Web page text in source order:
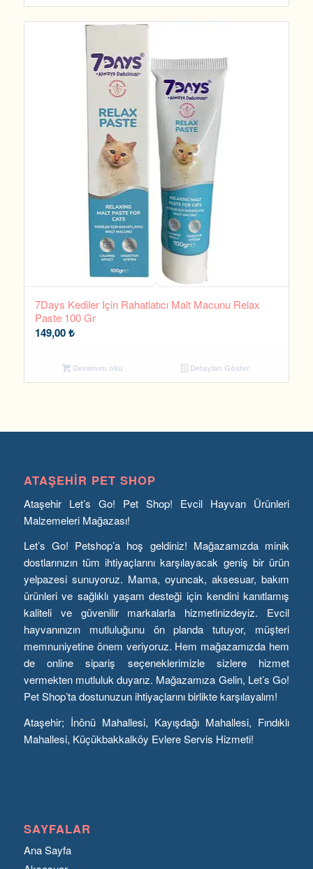
7Days Kediler Için Rahatlatıcı Malt Macunu Relax
Paste 100 Gr
149,00₺
Devamını oku Detayları Göster
ATAŞEHIR PET SHOP
Ataşehir Let’s Go! Pet Shop! Evcil Hayvan Ürünleri
Malzemeleri Mağazası!
Let’s Go! Petshop’a hoş geldiniz! Mağazamızda minik
dostlarınızın tüm ihtiyaçlarını karşılayacak geniş bir ürün
yelpazesi sunuyoruz. Mama, oyuncak, aksesuar, bakım
ürünleri ve sağlıklı yaşam desteği için kendini kanıtlamış
kaliteli ve güvenilir markalarla hizmetinizdeyiz. Evcil
hayvanınızın mutluluğunu ön planda tutuyor, müşteri
memnuniyetine önem veriyoruz. Hem mağazamızda hem
de online sipariş seçeneklerimizle sizlere hizmet
vermekten mutluluk duyarız. Mağazamıza Gelin, Let’s Go!
Pet Shop’ta dostunuzun ihtiyaçlarını birlikte karşılayalım!
Ataşehir; İnönü Mahallesi, Kayışdağı Mahallesi, Fındıklı
Mahallesi, Küçükbakkalköy Evlere Servis Hizmeti!
SAYFALAR
Ana Sayfa